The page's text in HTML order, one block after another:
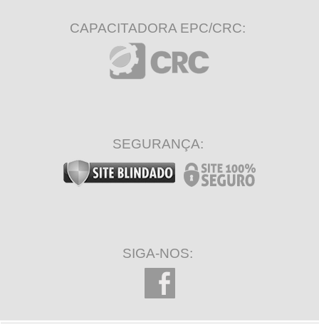
CAPACITADORA EPC/CRC:
SEGURANÇA:
SIGA-NOS: